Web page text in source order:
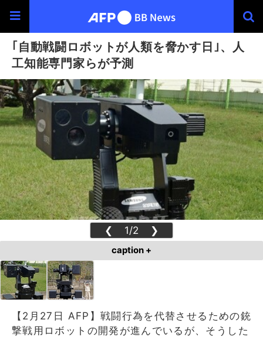
｢自動戦闘ロボットが人類を脅かす日｣、人
工知能専門家らが予測
❮ 1/2 ❯
caption +
【2月27日 AFP】戦闘行為を代替させるための銃
撃戦用ロボットの開発が進んでいるが、そうした